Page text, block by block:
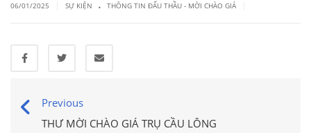
06/01/2025 SỰ KIỆN . THÔNG TIN ĐẤU THẦU - MỜI CHÀO GIÁ
Previous
THƯ MỜI CHÀO GIÁ TRỤ CẦU LÔNG